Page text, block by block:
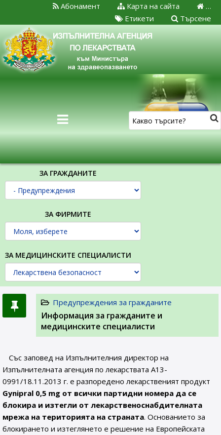
…
Карта на сайта
Абонамент
Търсене
Етикети
ЗА ГРАЖДАНИТЕ
ЗА ФИРМИТЕ
ЗА МЕДИЦИНСКИТЕ СПЕЦИАЛИСТИ
Предупреждения за гражданите
Информация за гражданите и
медицинските специалисти
Със заповед на Изпълнителния директор на
Изпълнителната агенция по лекарствата А13-
0991/18.11.2013 г. е разпоредено лекарственият продукт
Gynipral 0,5 mg от всички партидни номера да се
блокира и изтегли от лекарственоснабдителната
мрежа на територията на страната. Основанието за
блокирането и изтеглянето е решение на Европейската